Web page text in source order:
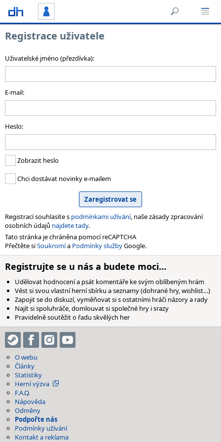
Registrace uživatele
Uživatelské jméno (přezdívka):
E-mail:
Heslo:
Zobrazit heslo
Chci dostávat novinky e-mailem
Registrací souhlasíte s podmínkami užívání, naše zásady zpracování
osobních údajů najdete tady.
Tato stránka je chráněna pomocí reCAPTCHA
Přečtěte siSoukromía Podmínky službyGoogle.
Registrujte se u nás a budete moci…
Udělovat hodnocení a psát komentáře ke svým oblíbeným hrám
Vést si svou vlastní herní sbírku a seznamy (dohrané hry, wishlist…)
Zapojit se do diskuzí, vyměňovat si s ostatními hráči názory a rady
Najít si spoluhráče, domlouvat si společné hry i srazy
Pravidelně soutěžit o řadu skvělých her
O webu
Články
Statistiky
Herní výzva
F.A.Q.
Nápověda
Odměny
Podpořte nás
Podmínky užívání
Kontakt a reklama